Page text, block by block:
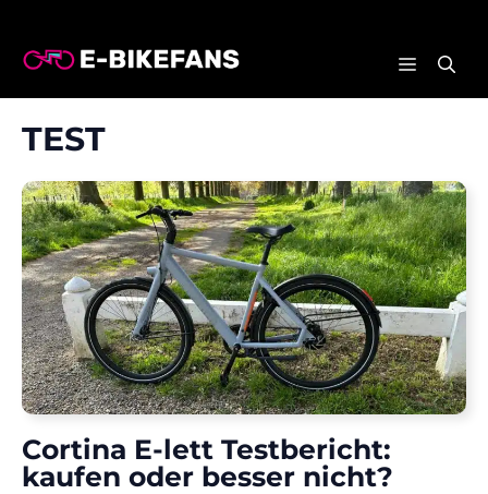
Inhalt
MENÜ
TEST
Cortina E-lett Testbericht:
kaufen oder besser nicht?